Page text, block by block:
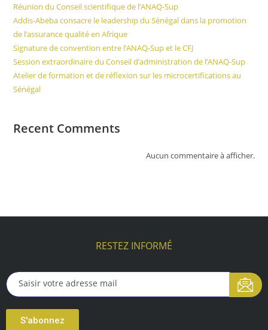
Réunion du Conseil scientifique de l’ANAQ-Sup
Addis-Abeba consacre le leadership du Sénégal dans la promotion
de l’assurance qualité en Afrique
Signature de convention entre l’ANAQ-Sup et le CFJ
Session extraordinaire du Conseil d’administration de l’ANAQ-Sup
Atelier de formation et de réflexion sur les microcertifications au
Sénégal
Recent Comments
Aucun commentaire à afficher.
RESTEZ INFORMÉ
S'abonnez